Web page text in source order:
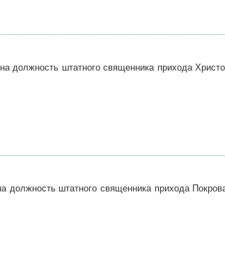
должность штатного священника прихода
должность штатного священника прихода